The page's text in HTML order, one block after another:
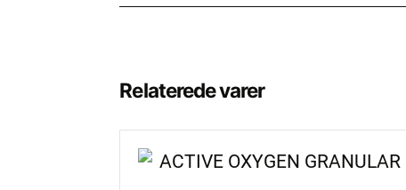
Relaterede varer